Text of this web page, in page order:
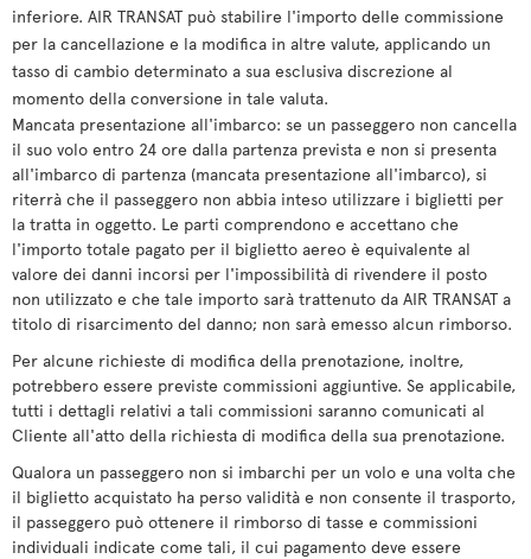
inferiore. AIR TRANSAT può stabilire l'importo delle commissione
per la cancellazione e la modifica in altre valute, applicando un
tasso di cambio determinato a sua esclusiva discrezione al
momento della conversione in tale valuta.
Mancata presentazione all'imbarco: se un passeggero non cancella
il suo volo entro 24 ore dalla partenza prevista e non si presenta
all'imbarco di partenza (mancata presentazione all'imbarco), si
riterrà che il passeggero non abbia inteso utilizzare i biglietti per
la tratta in oggetto. Le parti comprendono e accettano che
l'importo totale pagato per il biglietto aereo è equivalente al
valore dei danni incorsi per l'impossibilità di rivendere il posto
non utilizzato e che tale importo sarà trattenuto da AIR TRANSAT a
titolo di risarcimento del danno; non sarà emesso alcun rimborso.
Per alcune richieste di modifica della prenotazione, inoltre,
potrebbero essere previste commissioni aggiuntive. Se applicabile,
tutti i dettagli relativi a tali commissioni saranno comunicati al
Cliente all'atto della richiesta di modifica della sua prenotazione.
Qualora un passeggero non si imbarchi per un volo e una volta che
il biglietto acquistato ha perso validità e non consente il trasporto,
il passeggero può ottenere il rimborso di tasse e commissioni
individuali indicate come tali, il cui pagamento deve essere